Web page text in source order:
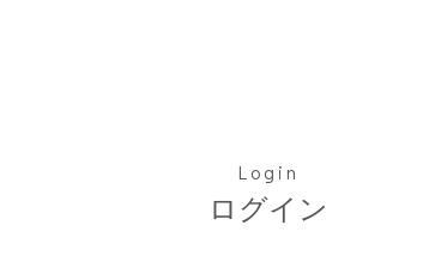
Login
ログイン